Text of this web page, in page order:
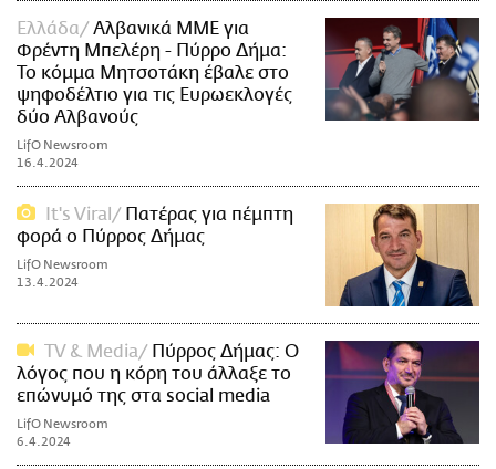
Ελλάδα
Αλβανικά ΜΜΕ για
Φρέντη Μπελέρη - Πύρρο Δήμα:
Το κόμμα Μητσοτάκη έβαλε στο
ψηφοδέλτιο για τις Ευρωεκλογές
δύο Αλβανούς
LifO Newsroom
16.4.2024
It's Viral
Πατέρας για πέμπτη
φορά ο Πύρρος Δήμας
LifO Newsroom
13.4.2024
TV & Media
Πύρρος Δήμας: Ο
λόγος που η κόρη του άλλαξε το
επώνυμό της στα social media
LifO Newsroom
6.4.2024